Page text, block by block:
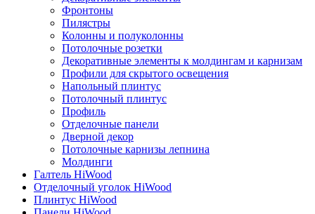
Фронтоны
Пилястры
Колонны и полуколонны
Потолочные розетки
Декоративные элементы к молдингам и карнизам
Профили для скрытого освещения
Напольный плинтус
Потолочный плинтус
Профиль
Отделочные панели
Дверной декор
Потолочные карнизы лепнина
Молдинги
Галтель HiWood
Отделочный уголок HiWood
Плинтус HiWood